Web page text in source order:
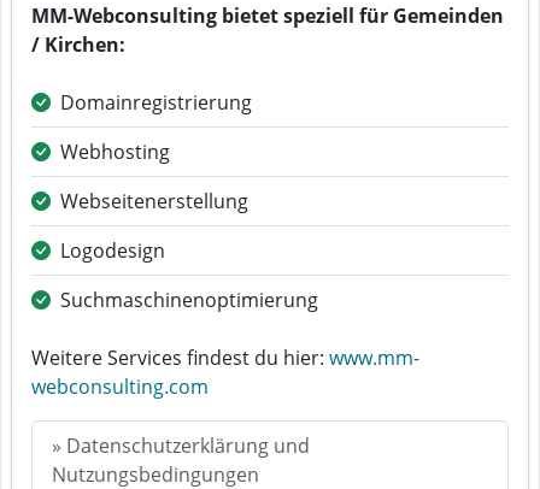
MM-Webconsulting bietet speziell für Gemeinden
/ Kirchen:
Domainregistrierung
Webhosting
Webseitenerstellung
Logodesign
Suchmaschinenoptimierung
Weitere Services findest du hier: www.mm-
webconsulting.com
» Datenschutzerklärung und
Nutzungsbedingungen